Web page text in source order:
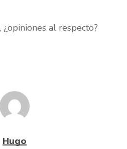
¿opiniones al respecto?
Hugo